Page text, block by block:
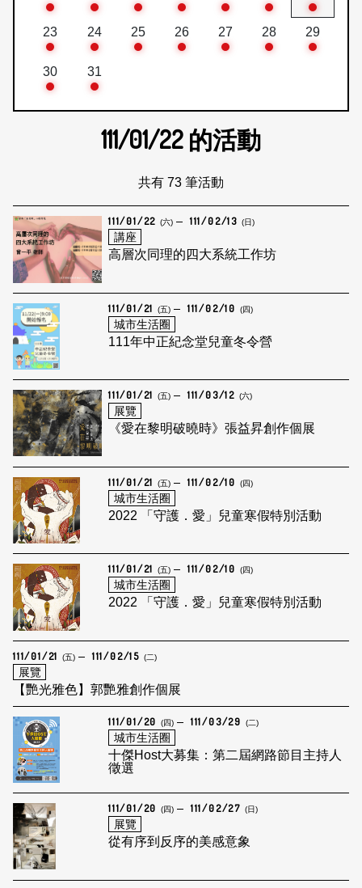
23 24 25 26 27 28 29
30 31
111/01/22 的活動
共有 73 筆活動
111/01/22 (六) 111/02/13 (日)
講座
高層次同理的四大系統工作坊
111/01/21 (五) 111/02/10 (四)
城市生活圈
111年中正紀念堂兒童冬令營
111/01/21 (五) 111/03/12 (六)
展覽
《愛在黎明破曉時》張益昇創作個展
111/01/21 (五) 111/02/10 (四)
城市生活圈
2022 「守護．愛」兒童寒假特別活動
111/01/21 (五) 111/02/10 (四)
城市生活圈
2022 「守護．愛」兒童寒假特別活動
111/01/21 (五) 111/02/15 (二)
展覽
【艷光雅色】郭艷雅創作個展
111/01/20 (四) 111/03/29 (二)
城市生活圈
十傑Host大募集：第二屆網路節目主持人
徵選
111/01/20 (四) 111/02/27 (日)
展覽
從有序到反序的美感意象